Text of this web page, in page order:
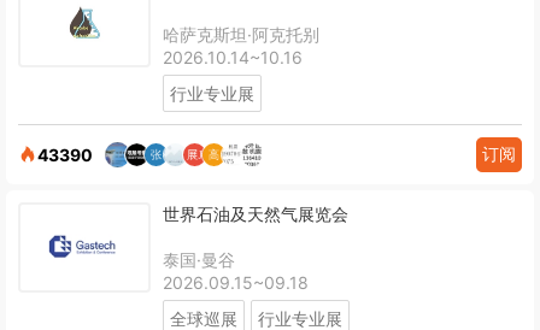
哈萨克斯坦·阿克托别
2026.10.14~10.16
行业专业展
43390 订阅
世界石油及天然气展览会
泰国·曼谷
2026.09.15~09.18
全球巡展
行业专业展